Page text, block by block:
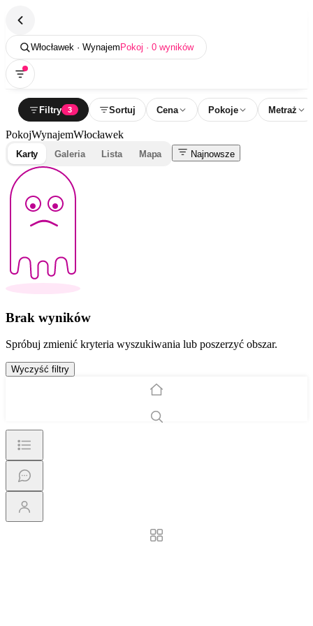
Włocławek · Wynajem Pokoj · 0 wyników
Filtry 3 Sortuj Cena Pokoje Metraż
PokojWynajemWłocławek
Karty Galeria Lista Mapa Najnowsze
Brak wyników
Spróbuj zmienić kryteria wyszukiwania lub poszerzyć obszar.
Wyczyść filtry